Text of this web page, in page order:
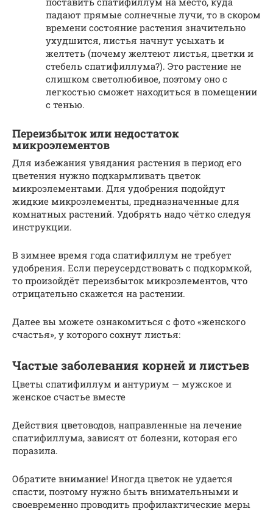
падают прямые солнечные лучи, то в скором
времени состояние растения значительно
ухудшится, листья начнут усыхать и
желтеть (почему желтеют листья, цветки и
стебель спатифиллума?). Это растение не
слишком светолюбивое, поэтому оно с
легкостью сможет находиться в помещении
с тенью.
Переизбыток или недостаток
микроэлементов
Для избежания увядания растения в период его
цветения нужно подкармливать цветок
микроэлементами. Для удобрения подойдут
жидкие микроэлементы, предназначенные для
комнатных растений. Удобрять надо чётко следуя
инструкции.
В зимнее время года спатифиллум не требует
удобрения. Если переусердствовать с подкормкой,
то произойдёт переизбыток микроэлементов, что
отрицательно скажется на растении.
Далее вы можете ознакомиться с фото «женского
счастья», у которого сохнут листья:
Частые заболевания корней и листьев
Цветы спатифиллум и антуриум — мужское и
женское счастье вместе
Действия цветоводов, направленные на лечение
спатифиллума, зависят от болезни, которая его
поразила.
Обратите внимание! Иногда цветок не удается
спасти, поэтому нужно быть внимательными и
своевременно проводить профилактические меры